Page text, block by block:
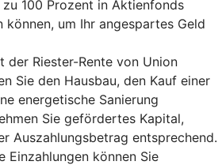
zu 100 Prozent in Aktienfonds
um Ihr angespartes Geld
der Riester-Rente von Union
Sie den Hausbau, den Kauf einer
energetische Sanierung
Sie gefördertes Kapital,
Auszahlungsbetrag entsprechend.
Einzahlungen können Sie